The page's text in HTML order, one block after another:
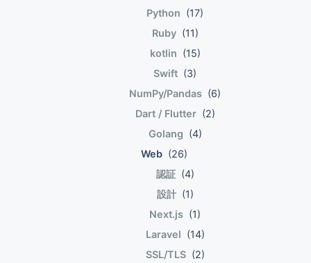
Crypto import Random from Crypto.Cipher
__init__(self, key, block_size=32): self.bs =
self.key = key[:block_size] else: self.key =
self._pad(key) def encrypt(self, raw): raw =
AES.new(self.key, AES.MODE_CBC, iv) return
base64.b64encode(iv + cipher.encrypt(raw)) def
decrypt(self, enc): enc =
base64.b64decode(enc) iv =
self._unpad(cipher.decrypt(enc[AES.block_size:]))
def _pad(self, s): return s + (self.bs - len(s) %
\'/src/ikuty/example/Psr4/\'; 9 10 //does the
class use the namespace prefix? 11 $len =
the base directory, replace namespace 21
//separators with directory separators in the
relative class name, append 22 //with .php 23
$file = $base_dir . str_replace(\'\\\',\'/\',
ikutyexamplePsr4HelloWorld(); 33 $example-
class,interfaces,traits,それに似た構造を指すそう
だ。あくまでも外部から使用する対象と配置に関す
る仕様だよ、ということだ。対象は何でも良い。
The term \"class\" refers to classes, interfaces,
ス名 完全修飾クラス名は次のような形式となるそう
following form: \<NamespaceName>
(<SubNamespaceNames>)*<ClassName> いく
つか決まり事がある。 The fully qualified class
also known as a \"vendor namespace\". 完全修飾
クラス名にはベンダーを表すユニークな名前空間が
入っていないといけない。 NamespaceNameが一
Python (17)
Ruby (11)
kotlin (15)
Swift (3)
NumPy/Pandas (6)
Dart / Flutter (2)
Golang (4)
Web (26)
認証 (4)
設計 (1)
Next.js (1)
Laravel (14)
SSL/TLS (2)